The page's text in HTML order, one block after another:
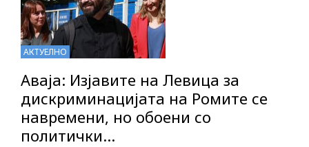
АКТУЕЛНО
Аваја: Изјавите на Левица за
дискриминацијата на Ромите се
навремени, но обоени со
политички…